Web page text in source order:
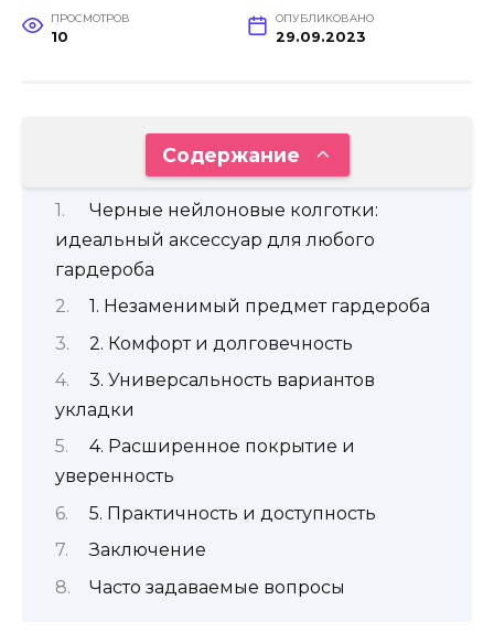
ПРОСМОТРОВ
10
ОПУБЛИКОВАНО
29.09.2023
Содержание
Черные нейлоновые колготки:
идеальный аксессуар для любого
гардероба
1. Незаменимый предмет гардероба
2. Комфорт и долговечность
3. Универсальность вариантов
укладки
4. Расширенное покрытие и
уверенность
5. Практичность и доступность
Заключение
Часто задаваемые вопросы